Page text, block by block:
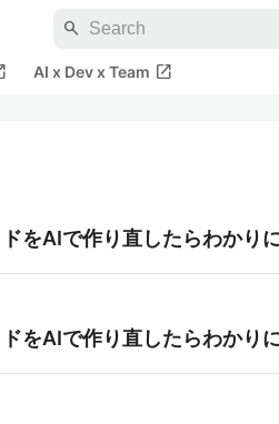
search
AI x Dev x Team open_in_new
をAIで作り直したらわかり
をAIで作り直したらわかり